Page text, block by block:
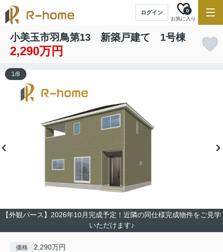
ログイン
お気に入り
0
小美玉市羽鳥第13 新築戸建て 1号棟
2,290万円
【外観パース】2026年10月完成予定！近隣の同仕様完成物件をご見学
いただけます♪
1/8
価格 2,290万円